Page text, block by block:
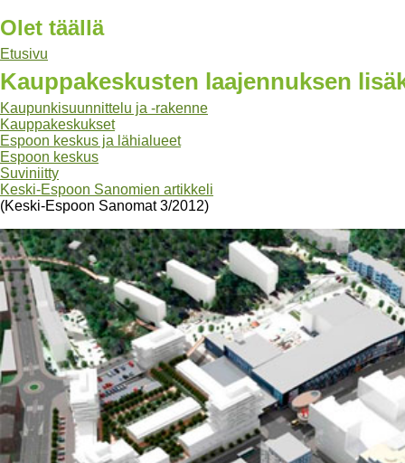
Olet täällä
Etusivu
Kauppakeskusten laajennuksen
Kaupunkisuunnittelu ja -rakenne
Kauppakeskukset
Espoon keskus ja lähialueet
Espoon keskus
Suviniitty
Keski-Espoon Sanomien artikkeli
(Keski-Espoon Sanomat 3/2012)